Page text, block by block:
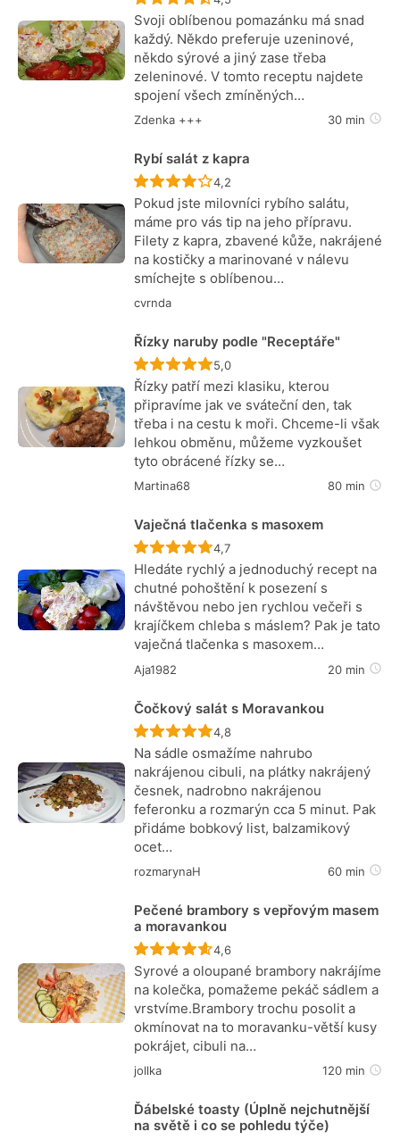
Svoji oblíbenou pomazánku má snad
každý. Někdo preferuje uzeninové,
někdo sýrové a jiný zase třeba
zeleninové. V tomto receptu najdete
spojení všech zmíněných…
Zdenka +++ 30 min
Rybí salát z kapra
Recept ještě nebyl hodnocen
4,2
Pokud jste milovníci rybího salátu,
máme pro vás tip na jeho přípravu.
Filety z kapra, zbavené kůže, nakrájené
na kostičky a marinované v nálevu
smíchejte s oblíbenou…
cvrnda
Řízky naruby podle "Receptáře"
Recept ještě nebyl hodnocen
5,0
Řízky patří mezi klasiku, kterou
připravíme jak ve sváteční den, tak
třeba i na cestu k moři. Chceme-li však
lehkou obměnu, můžeme vyzkoušet
tyto obrácené řízky se…
Martina68 80 min
Vaječná tlačenka s masoxem
Recept ještě nebyl hodnocen
4,7
Hledáte rychlý a jednoduchý recept na
chutné pohoštění k posezení s
návštěvou nebo jen rychlou večeři s
krajíčkem chleba s máslem? Pak je tato
vaječná tlačenka s masoxem…
Aja1982 20 min
Čočkový salát s Moravankou
Recept ještě nebyl hodnocen
4,8
Na sádle osmažíme nahrubo
nakrájenou cibuli, na plátky nakrájený
česnek, nadrobno nakrájenou
feferonku a rozmarýn cca 5 minut. Pak
přidáme bobkový list, balzamikový
ocet…
rozmarynaH 60 min
Pečené brambory s vepřovým masem
a moravankou
Recept ještě nebyl hodnocen
4,6
Syrové a oloupané brambory nakrájíme
na kolečka, pomažeme pekáč sádlem a
vrstvíme.Brambory trochu posolit a
okmínovat na to moravanku-větší kusy
pokrájet, cibuli na…
jollka 120 min
Ďábelské toasty (Úplně nejchutnější
na světě i co se pohledu týče)